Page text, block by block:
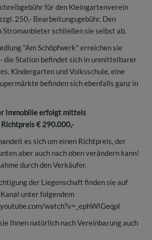
für den Kleingartenverein
250,- Bearbeitungsgebühr. Den
schließen sie selbst ab.
"Am Schöpfwerk" erreichen sie
die Station befindet sich in unmittelbarer
Kindergarten und Volksschule, eine
befinden sich ebenfalls ganz in
Immobilie erfolgt mittels
€ 290.000,-
es sich um einen Richtpreis, der
aber auch nach oben verändern kann!
durch den Verkäufer.
der Liegenschaft finden sie auf
unter folgendem
watch?v=_ephWIGeqpI
Ihnen natürlich nach Vereinbarung auch